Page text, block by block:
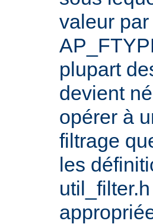
valeur
plupart
devient
opérer à
filtrage
les